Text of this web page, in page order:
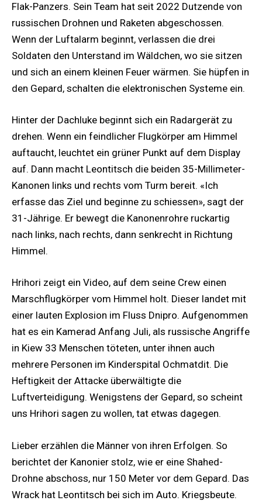
Flak-Panzers. Sein Team hat seit 2022 Dutzende von
russischen Drohnen und Raketen abgeschossen.
Wenn der Luftalarm beginnt, verlassen die drei
Soldaten den Unterstand im Wäldchen, wo sie sitzen
und sich an einem kleinen Feuer wärmen. Sie hüpfen in
den Gepard, schalten die elektronischen Systeme ein.
Hinter der Dachluke beginnt sich ein Radargerät zu
drehen. Wenn ein feindlicher Flugkörper am Himmel
auftaucht, leuchtet ein grüner Punkt auf dem Display
auf. Dann macht Leontitsch die beiden 35-Millimeter-
Kanonen links und rechts vom Turm bereit. «Ich
erfasse das Ziel und beginne zu schiessen», sagt der
31-Jährige. Er bewegt die Kanonenrohre ruckartig
nach links, nach rechts, dann senkrecht in Richtung
Himmel.
Hrihori zeigt ein Video, auf dem seine Crew einen
Marschflugkörper vom Himmel holt. Dieser landet mit
einer lauten Explosion im Fluss Dnipro. Aufgenommen
hat es ein Kamerad Anfang Juli, als russische Angriffe
in Kiew 33 Menschen töteten, unter ihnen auch
mehrere Personen im Kinderspital Ochmatdit. Die
Heftigkeit der Attacke überwältigte die
Luftverteidigung. Wenigstens der Gepard, so scheint
uns Hrihori sagen zu wollen, tat etwas dagegen.
Lieber erzählen die Männer von ihren Erfolgen. So
berichtet der Kanonier stolz, wie er eine Shahed-
Drohne abschoss, nur 150 Meter vor dem Gepard. Das
Wrack hat Leontitsch bei sich im Auto. Kriegsbeute.